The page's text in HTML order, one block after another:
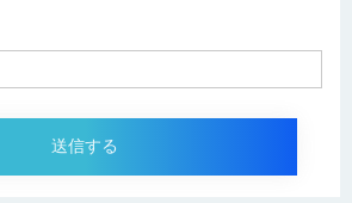
AI/DXソリューションサービス